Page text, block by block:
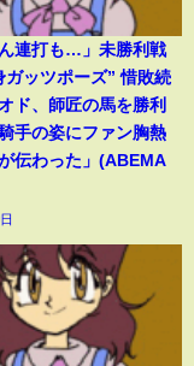
ん連打も…」未勝利戦
ガッツポーズ” 惜敗続
ド、師匠の馬を勝利
手の姿にファン胸熱
が伝わった」(ABEMA